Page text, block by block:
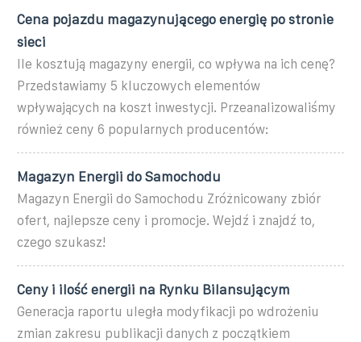
Cena pojazdu magazynującego energię po stronie
sieci
Ile kosztują magazyny energii, co wpływa na ich cenę?
Przedstawiamy 5 kluczowych elementów
wpływających na koszt inwestycji. Przeanalizowaliśmy
również ceny 6 popularnych producentów:
Magazyn Energii do Samochodu
Magazyn Energii do Samochodu Zróżnicowany zbiór
ofert, najlepsze ceny i promocje. Wejdź i znajdź to,
czego szukasz!
Ceny i ilość energii na Rynku Bilansującym
Generacja raportu uległa modyfikacji po wdrożeniu
zmian zakresu publikacji danych z początkiem